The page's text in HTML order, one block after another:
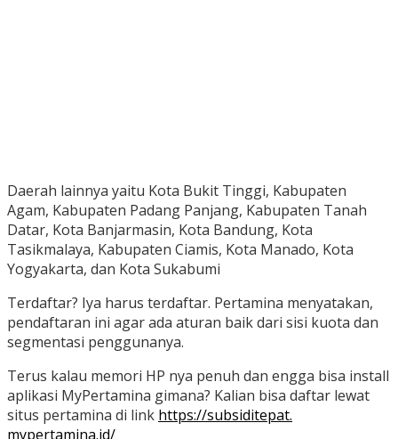
Daerah lainnya yaitu Kota Bukit Tinggi, Kabupaten
Agam, Kabupaten Padang Panjang, Kabupaten Tanah
Datar, Kota Banjarmasin, Kota Bandung, Kota
Tasikmalaya, Kabupaten Ciamis, Kota Manado, Kota
Yogyakarta, dan Kota Sukabumi
Terdaftar? Iya harus terdaftar. Pertamina menyatakan,
pendaftaran ini agar ada aturan baik dari sisi kuota dan
segmentasi penggunanya.
Terus kalau memori HP nya penuh dan engga bisa install
aplikasi MyPertamina gimana? Kalian bisa daftar lewat
situs pertamina di link https://subsiditepat.
mypertamina.id/